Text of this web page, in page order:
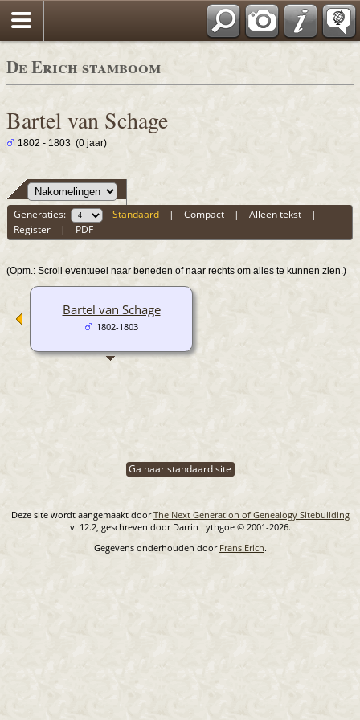
De Erich stamboom
Bartel van Schage
1802 - 1803 (0 jaar)
Generaties: Standaard |Compact |Alleen tekst |
Register | PDF
(Opm.: Scroll eventueel naar beneden of naar rechts om alles te kunnen zien.)
Bartel van Schage
1802-1803
Ga naar standaard site
Deze site wordt aangemaakt doorThe Next Generation of Genealogy Sitebuilding
v. 12.2, geschreven door Darrin Lythgoe © 2001-2026.
Gegevens onderhouden door Frans Erich.